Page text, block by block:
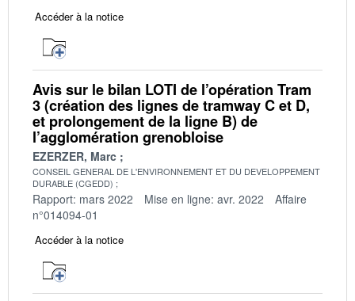
Accéder à la notice
Avis sur le bilan LOTI de l’opération Tram
3 (création des lignes de tramway C et D,
et prolongement de la ligne B) de
l’agglomération grenobloise
EZERZER, Marc
CONSEIL GENERAL DE L'ENVIRONNEMENT ET DU DEVELOPPEMENT
DURABLE (CGEDD)
Rapport: mars 2022 Mise en ligne: avr. 2022
Affaire
n°014094-01
Accéder à la notice